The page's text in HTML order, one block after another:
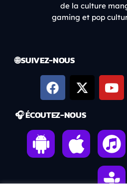
de la culture
gaming et pop
🌐 SUIVEZ-NOUS
🎧 ÉCOUTEZ-NOUS